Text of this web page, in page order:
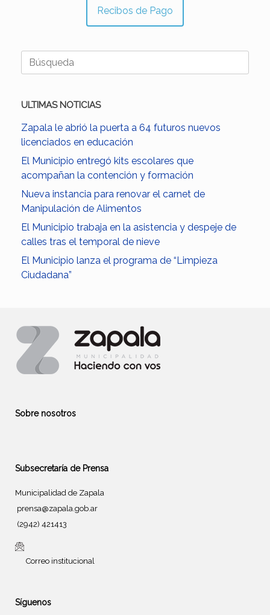
Recibos de Pago
Buscar:
ULTIMAS NOTICIAS
Zapala le abrió la puerta a 64 futuros nuevos
licenciados en educación
El Municipio entregó kits escolares que
acompañan la contención y formación
Nueva instancia para renovar el carnet de
Manipulación de Alimentos
El Municipio trabaja en la asistencia y despeje de
calles tras el temporal de nieve
El Municipio lanza el programa de “Limpieza
Ciudadana”
Sobre nosotros
Subsecretaría de Prensa
Municipalidad de Zapala
prensa@zapala.gob.ar
(2942) 421413
Correo institucional
Síguenos